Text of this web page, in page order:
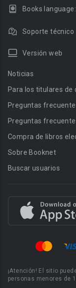
Books language:
Soporte técnico
Versión web
Noticias
Para los titulares de
Preguntas
Preguntas
Compra de libros
Sobre Booknet
Buscar usuarios
¡Atención! El sitio
personas menores de